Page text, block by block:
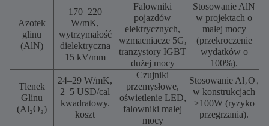
Azotek
glinu
(AlN)
170–220
W/mK,
wytrzymałość
dielektryczna
15 kV/mm
Falowniki
pojazdów
elektrycznych,
wzmacniacze 5G,
tranzystory IGBT
dużej mocy
Stosowanie AlN
w projektach o
małej mocy
(przekroczenie
wydatków o
100%).
Tlenek
Glinu
(Al₂O₃)
24–29 W/mK,
2–5 USD/cal
kwadratowy.
koszt
Czujniki
przemysłowe,
oświetlenie LED,
falowniki małej
mocy
Stosowanie Al₂O₃
w konstrukcjach
>100W (ryzyko
przegrzania).